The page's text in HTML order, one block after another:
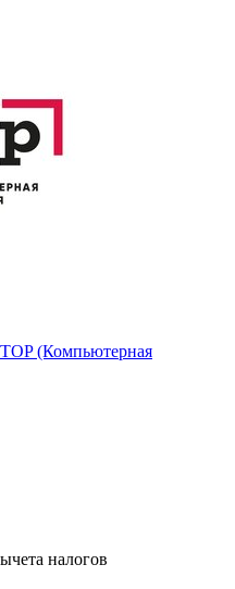
(Компьютерная
налогов